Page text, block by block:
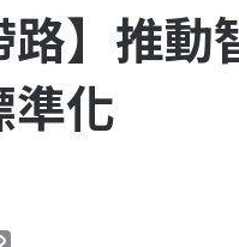
路】推
準化